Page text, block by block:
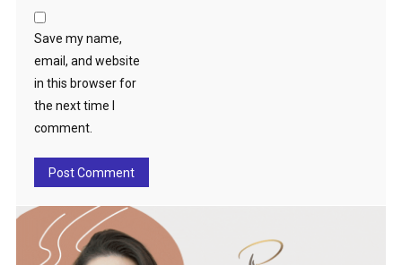
Save my name,
email, and website
in this browser for
the next time I
comment.